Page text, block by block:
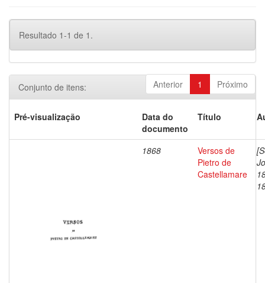
Resultado 1-1 de 1.
Anterior 1 Próximo
Conjunto de itens:
Pré-visualização
Data do
documento
Título
1868
Versos de
Pietro de
Castellamare